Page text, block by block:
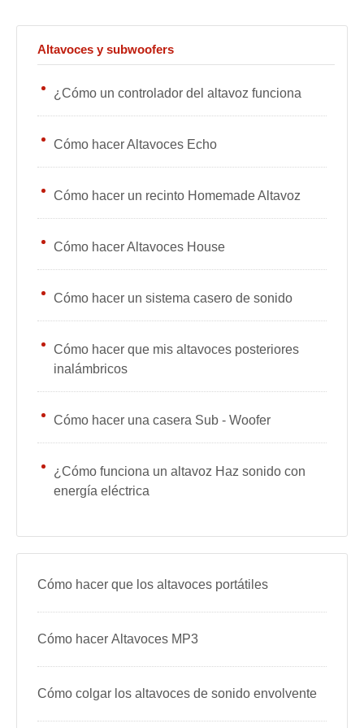
Altavoces y subwoofers
¿Cómo un controlador del altavoz funciona
Cómo hacer Altavoces Echo
Cómo hacer un recinto Homemade Altavoz
Cómo hacer Altavoces House
Cómo hacer un sistema casero de sonido
Cómo hacer que mis altavoces posteriores
inalámbricos
Cómo hacer una casera Sub - Woofer
¿Cómo funciona un altavoz Haz sonido con
energía eléctrica
Cómo hacer que los altavoces portátiles
Cómo hacer Altavoces MP3
Cómo colgar los altavoces de sonido envolvente